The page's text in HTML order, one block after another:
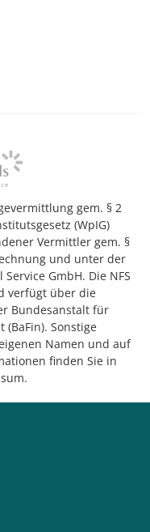
gem. § 2
(WpIG)
Vermittler gem. §
und unter der
GmbH. Die NFS
verfügt über die
Bundesanstalt für
Sonstige
Namen und auf
finden Sie in